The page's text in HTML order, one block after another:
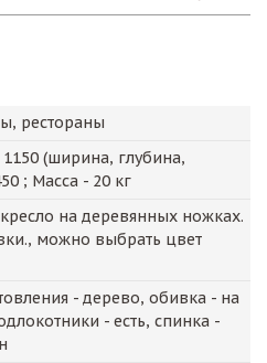
рестораны
1150 (ширина, глубина,
; Масса - 20 кг
на деревянных ножках.
можно выбрать цвет
- дерево, обивка - на
- есть, спинка -